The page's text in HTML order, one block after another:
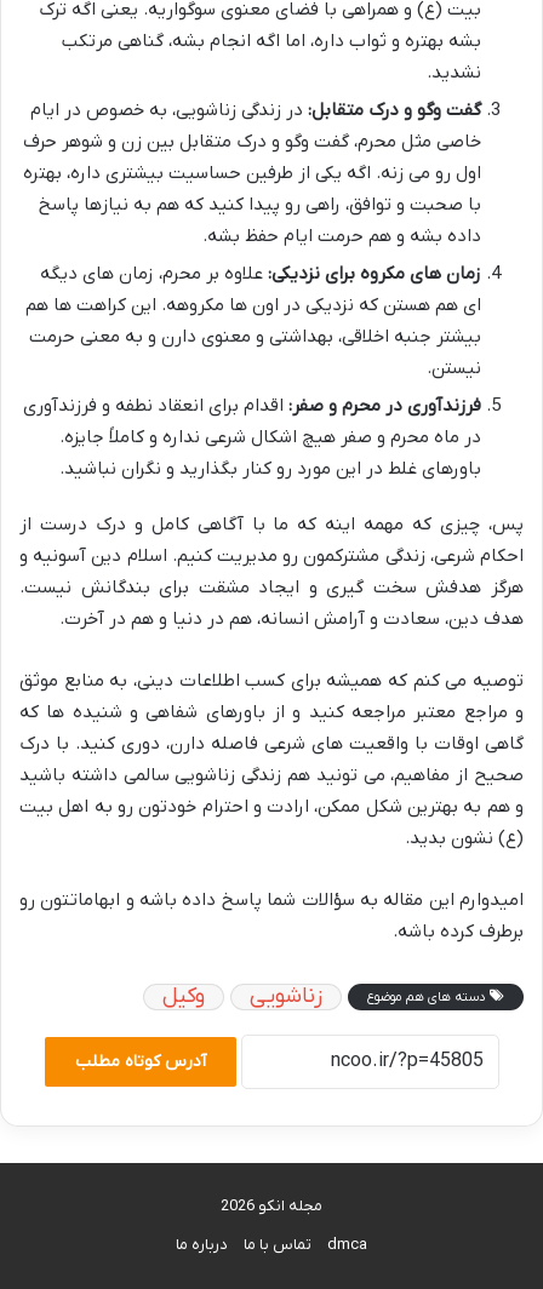
بیت (ع) و همراهی با فضای معنوی سوگواریه. یعنی اگه ترک
بشه بهتره و ثواب داره، اما اگه انجام بشه، گناهی مرتکب
نشدید.
گفت وگو و درک متقابل: در زندگی زناشویی، به خصوص در ایام
خاصی مثل محرم، گفت وگو و درک متقابل بین زن و شوهر حرف
اول رو می زنه. اگه یکی از طرفین حساسیت بیشتری داره، بهتره
با صحبت و توافق، راهی رو پیدا کنید که هم به نیازها پاسخ
داده بشه و هم حرمت ایام حفظ بشه.
زمان های مکروه برای نزدیکی: علاوه بر محرم، زمان های دیگه
ای هم هستن که نزدیکی در اون ها مکروهه. این کراهت ها هم
بیشتر جنبه اخلاقی، بهداشتی و معنوی دارن و به معنی حرمت
نیستن.
فرزندآوری در محرم و صفر: اقدام برای انعقاد نطفه و فرزندآوری
در ماه محرم و صفر هیچ اشکال شرعی نداره و کاملاً جایزه.
باورهای غلط در این مورد رو کنار بگذارید و نگران نباشید.
پس، چیزی که مهمه اینه که ما با آگاهی کامل و درک درست از
احکام شرعی، زندگی مشترکمون رو مدیریت کنیم. اسلام دین آسونیه و
هرگز هدفش سخت گیری و ایجاد مشقت برای بندگانش نیست.
هدف دین، سعادت و آرامش انسانه، هم در دنیا و هم در آخرت.
توصیه می کنم که همیشه برای کسب اطلاعات دینی، به منابع موثق
و مراجع معتبر مراجعه کنید و از باورهای شفاهی و شنیده ها که
گاهی اوقات با واقعیت های شرعی فاصله دارن، دوری کنید. با درک
صحیح از مفاهیم، می تونید هم زندگی زناشویی سالمی داشته باشید
و هم به بهترین شکل ممکن، ارادت و احترام خودتون رو به اهل بیت
(ع) نشون بدید.
امیدوارم این مقاله به سؤالات شما پاسخ داده باشه و ابهاماتتون رو
برطرف کرده باشه.
دسته های هم موضوع زناشویی وکیل
آدرس کوتاه مطلب
مجله انکو 2026
dmca
تماس با ما درباره ما